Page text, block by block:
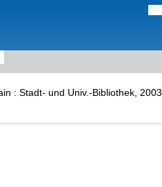
: Stadt- und Univ.-Bibliothek, 2003